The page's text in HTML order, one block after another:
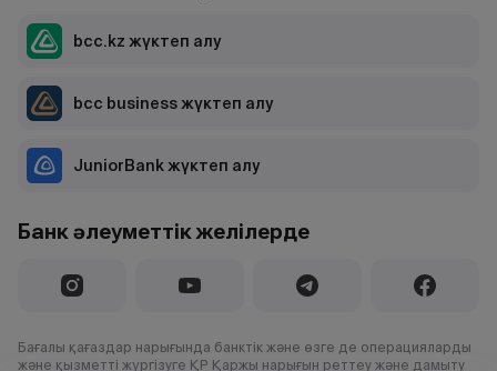
Банк әлеуметтік желілерде
bcc.kz жүктеп алу
bcc business жүктеп алу
JuniorBank жүктеп алу
Бағалы қағаздар нарығында банктік және өзге де операцияларды
және қызметті жүргізуге ҚР Қаржы нарығын реттеу және дамыту